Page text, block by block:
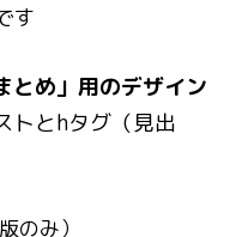
す
とめ」用のデザイン
トとhタグ（見出
のみ）